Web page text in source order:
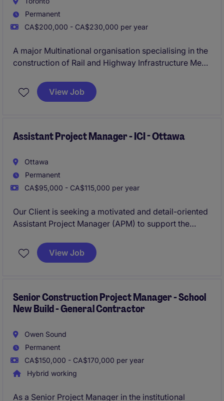
Permanent
CA$200,000 - CA$230,000 per year
A major Multinational organisation specialising in the
construction of Rail and Highway Infrastructure Mega
Manager to be involved in the construction of one of
Canada's largest Rail projects.
View Job
Assistant Project Manager - ICI - Ottawa
Ottawa
Permanent
CA$95,000 - CA$115,000 per year
Our Client is seeking a motivated and detail-oriented
Assistant Project Manager (APM) to support the
ICI construction projects ranging in value FROM $10
Million to $80 Million.
View Job
Senior Construction Project Manager - School
New Build - General Contractor
Owen Sound
Permanent
CA$150,000 - CA$170,000 per year
Hybrid working
As a Senior Project Manager in the institutional